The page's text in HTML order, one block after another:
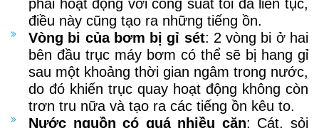
phải hoạt động với công suất tối đa liên tục,
điều này cũng tạo ra những tiếng ồn.
Vòng bi của bơm bị gỉ sét: 2 vòng bi ở hai
bên đầu trục máy bơm có thể sẽ bị hang gỉ
sau một khoảng thời gian ngâm trong nước,
do đó khiến trục quay hoạt động không còn
trơn tru nữa và tạo ra các tiếng ồn kêu to.
Nước nguồn có quá nhiều cặn: Cát, sỏi